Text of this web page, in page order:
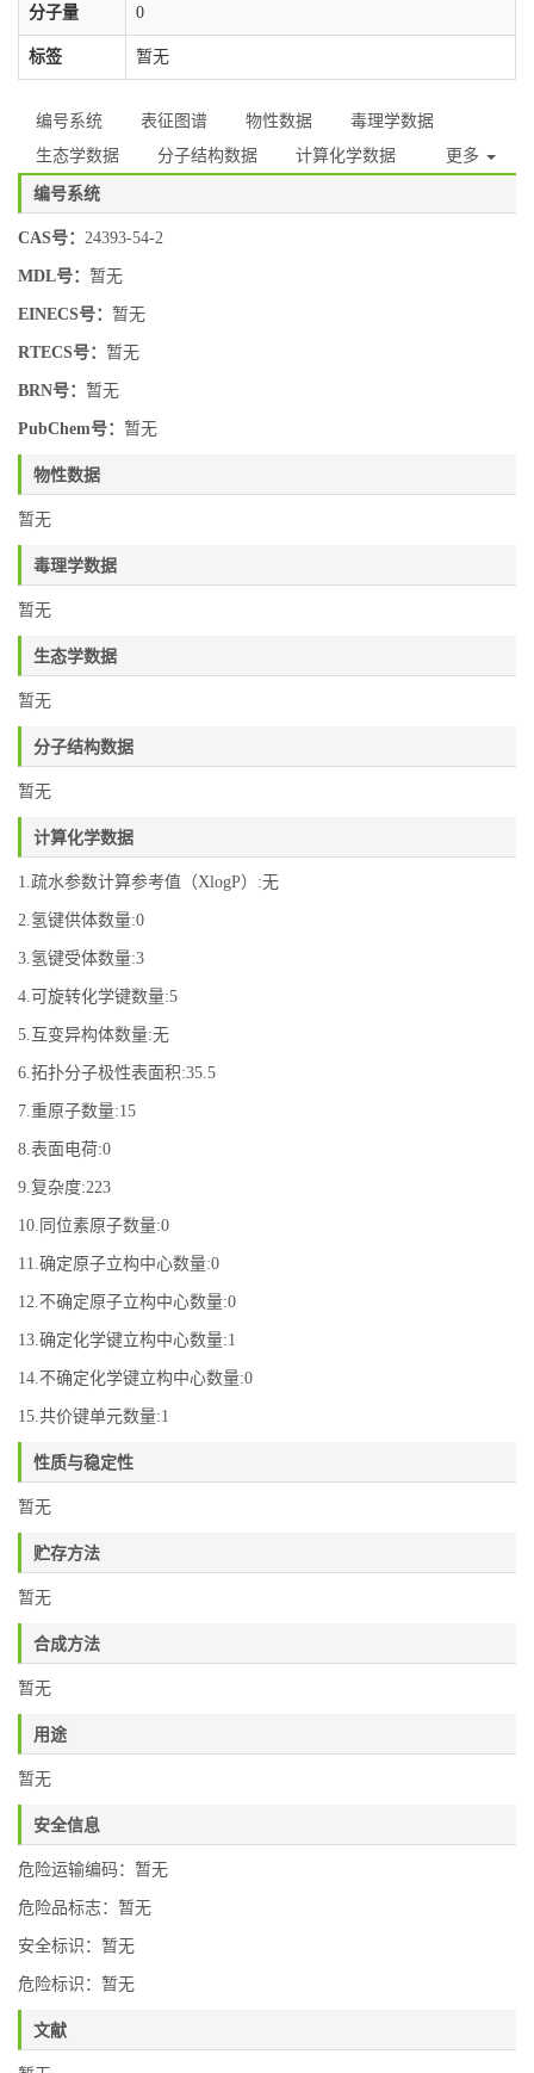
分子量 0
标签 暂无
编号系统 表征图谱 物性数据
毒理学数据
生态学数据
分子结构数据 计算化学数据 更多
编号系统
CAS号： 24393-54-2
MDL号： 暂无
EINECS号： 暂无
RTECS号： 暂无
BRN号： 暂无
PubChem号： 暂无
物性数据
暂无
毒理学数据
暂无
生态学数据
暂无
分子结构数据
暂无
计算化学数据
1.疏水参数计算参考值（XlogP）:无
2.氢键供体数量:0
3.氢键受体数量:3
4.可旋转化学键数量:5
5.互变异构体数量:无
6.拓扑分子极性表面积:35.5
7.重原子数量:15
8.表面电荷:0
9.复杂度:223
10.同位素原子数量:0
11.确定原子立构中心数量:0
12.不确定原子立构中心数量:0
13.确定化学键立构中心数量:1
14.不确定化学键立构中心数量:0
15.共价键单元数量:1
性质与稳定性
暂无
贮存方法
暂无
合成方法
暂无
用途
暂无
安全信息
危险运输编码：暂无
危险品标志：暂无
安全标识：暂无
危险标识：暂无
文献